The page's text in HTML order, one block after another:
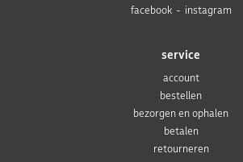
service
account
bestellen
bezorgen en ophalen
betalen
retourneren
facebook
instagram